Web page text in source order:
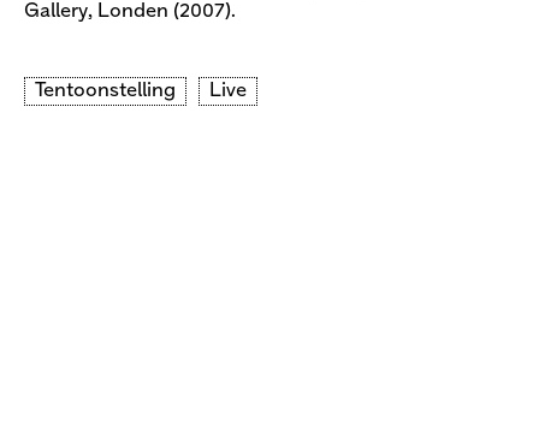
Gallery, Londen (2007).
Tentoonstelling Live